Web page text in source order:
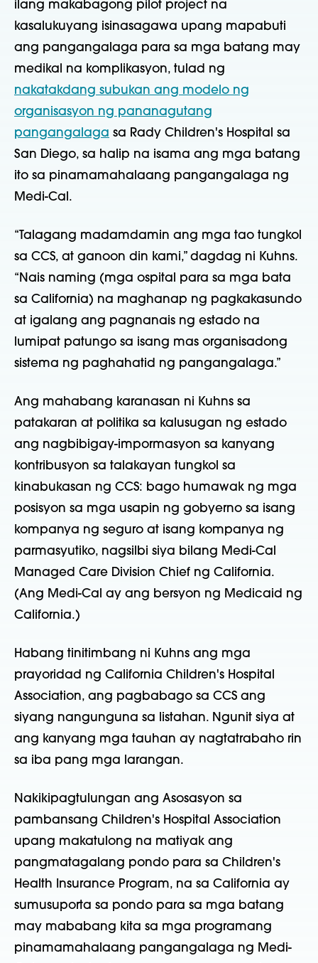
ilang makabagong pilot project na
kasalukuyang isinasagawa upang mapabuti
ang pangangalaga para sa mga batang may
medikal na komplikasyon, tulad ng
nakatakdang subukan ang modelo ng
organisasyon ng pananagutang
pangangalaga sa Rady Children's Hospital sa
San Diego, sa halip na isama ang mga batang
ito sa pinamamahalaang pangangalaga ng
Medi-Cal.
“Talagang madamdamin ang mga tao tungkol
sa CCS, at ganoon din kami,” dagdag ni Kuhns.
“Nais naming (mga ospital para sa mga bata
sa California) na maghanap ng pagkakasundo
at igalang ang pagnanais ng estado na
lumipat patungo sa isang mas organisadong
sistema ng paghahatid ng pangangalaga.”
Ang mahabang karanasan ni Kuhns sa
patakaran at politika sa kalusugan ng estado
ang nagbibigay-impormasyon sa kanyang
kontribusyon sa talakayan tungkol sa
kinabukasan ng CCS: bago humawak ng mga
posisyon sa mga usapin ng gobyerno sa isang
kompanya ng seguro at isang kompanya ng
parmasyutiko, nagsilbi siya bilang Medi-Cal
Managed Care Division Chief ng California.
(Ang Medi-Cal ay ang bersyon ng Medicaid ng
California.)
Habang tinitimbang ni Kuhns ang mga
prayoridad ng California Children's Hospital
Association, ang pagbabago sa CCS ang
siyang nangunguna sa listahan. Ngunit siya at
ang kanyang mga tauhan ay nagtatrabaho rin
sa iba pang mga larangan.
Nakikipagtulungan ang Asosasyon sa
pambansang Children's Hospital Association
upang makatulong na matiyak ang
pangmatagalang pondo para sa Children's
Health Insurance Program, na sa California ay
sumusuporta sa pondo para sa mga batang
may mababang kita sa mga programang
pinamamahalaang pangangalaga ng Medi-